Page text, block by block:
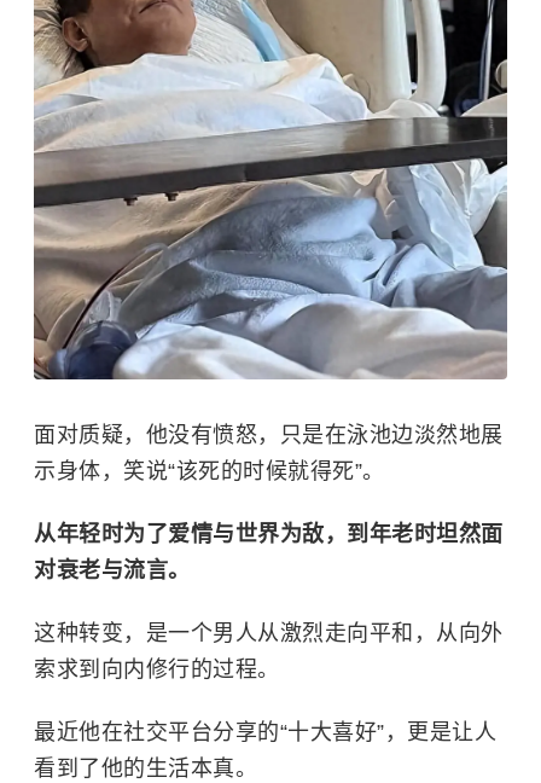
面对质疑，他没有愤怒，只是在泳池边淡然地展
示身体，笑说“该死的时候就得死”。
从年轻时为了爱情与世界为敌，到年老时坦然面
对衰老与流言。
这种转变，是一个男人从激烈走向平和，从向外
索求到向内修行的过程。
最近他在社交平台分享的“十大喜好”，更是让人
看到了他的生活本真。